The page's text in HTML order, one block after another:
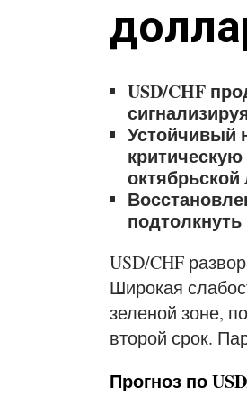
USD/CHF
Устойчивый
подтолкнуть
USD/CHF
Широкая
зеленой зоне,
второй срок.
Прогноз по